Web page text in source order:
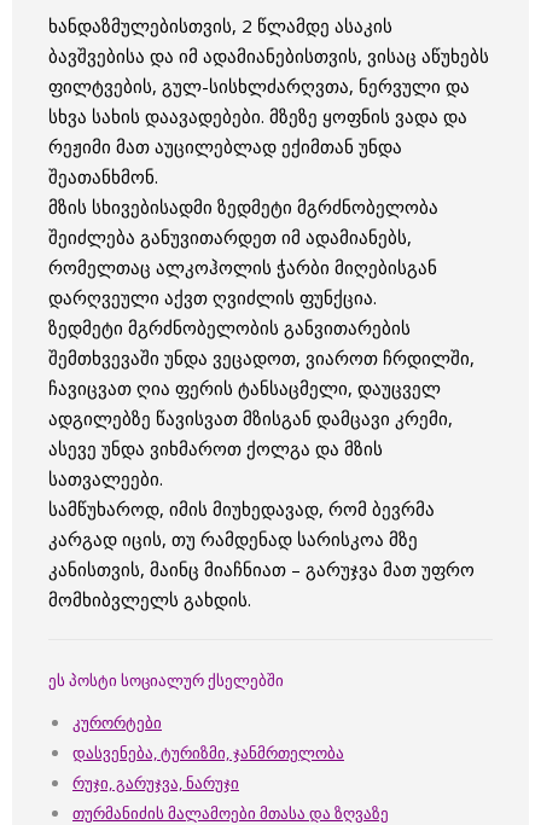
ხანდაზმულებისთვის, 2 წლამდე ასაკის
ბავშვებისა და იმ ადამიანებისთვის, ვისაც აწუხებს
ფილტვების, გულ-სისხლძარღვთა, ნერვული და
სხვა სახის დაავადებები. მზეზე ყოფნის ვადა და
რეჟიმი მათ აუცილებლად ექიმთან უნდა
შეათანხმონ.
მზის სხივებისადმი ზედმეტი მგრძნობელობა
შეიძლება განუვითარდეთ იმ ადამიანებს,
რომელთაც ალკოჰოლის ჭარბი მიღებისგან
დარღვეული აქვთ ღვიძლის ფუნქცია.
ზედმეტი მგრძნობელობის განვითარების
შემთხვევაში უნდა ვეცადოთ, ვიაროთ ჩრდილში,
ჩავიცვათ ღია ფერის ტანსაცმელი, დაუცველ
ადგილებზე წავისვათ მზისგან დამცავი კრემი,
ასევე უნდა ვიხმაროთ ქოლგა და მზის
სათვალეები.
სამწუხაროდ, იმის მიუხედავად, რომ ბევრმა
კარგად იცის, თუ რამდენად სარისკოა მზე
კანისთვის, მაინც მიაჩნიათ – გარუჯვა მათ უფრო
მომხიბვლელს გახდის.
ეს პოსტი სოციალურ ქსელებში
კურორტები
დასვენება, ტურიზმი, ჯანმრთელობა
რუჯი, გარუჯვა, ნარუჯი
თურმანიძის მალამოები მთასა და ზღვაზე